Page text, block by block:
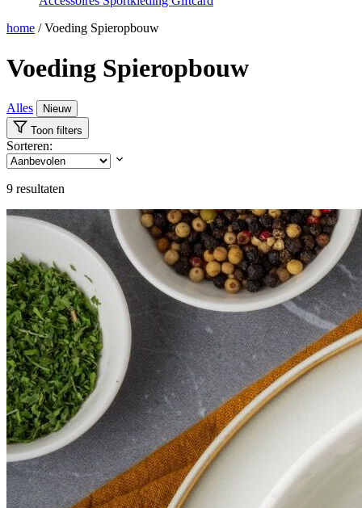
home / Voeding Spieropbouw
Voeding Spieropbouw
Alles
Nieuw
Toon filters
Sorteren:
9 resultaten